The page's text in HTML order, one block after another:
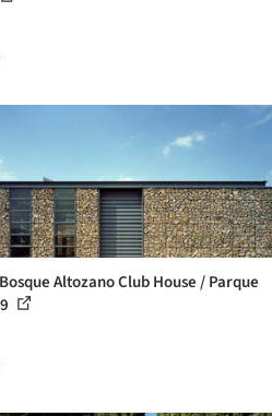
Altozano Club House / Parque